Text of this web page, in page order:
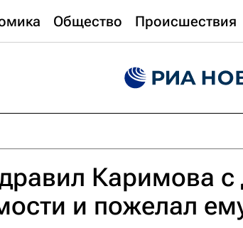
Общество Происшествия
Каримова
и пожелал